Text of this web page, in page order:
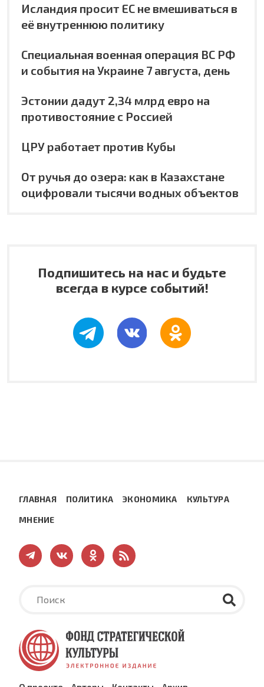
Исландия просит ЕС не вмешиваться в
её внутреннюю политику
Специальная военная операция ВС РФ
и события на Украине 7 августа, день
Эстонии дадут 2,34 млрд евро на
противостояние с Россией
ЦРУ работает против Кубы
От ручья до озера: как в Казахстане
оцифровали тысячи водных объектов
Подпишитесь на нас и будьте
всегда в курсе событий!
ГЛАВНАЯ ПОЛИТИКА ЭКОНОМИКА КУЛЬТУРА
МНЕНИЕ